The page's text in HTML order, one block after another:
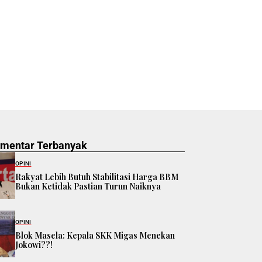
Terbanyak
OPINI
Rakyat Lebih Butuh Stabilitasi Harga BBM
Bukan Ketidak Pastian Turun Naiknya
OPINI
Blok Masela: Kepala SKK Migas Menekan
Jokowi??!